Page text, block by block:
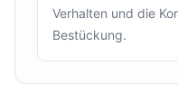
Verhalten und die
Bestückung.